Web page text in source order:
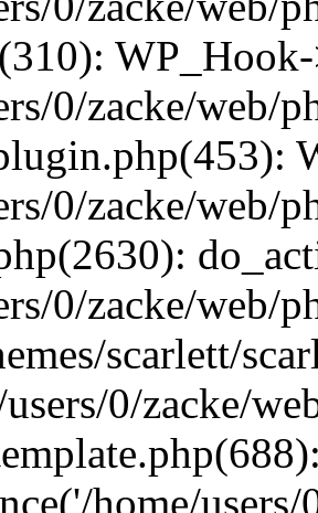
0/zacke/web/
0/zacke/web/
0/zacke/web/
scarlett/
0/zacke/
home/